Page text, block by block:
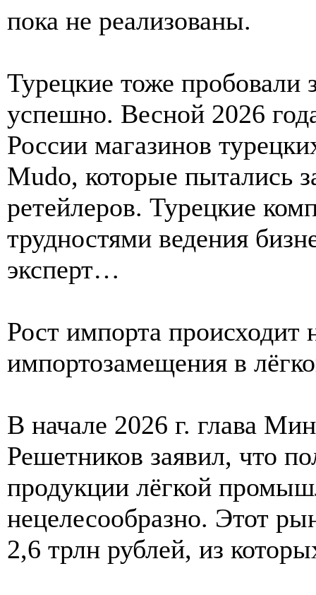
пока не реализованы.
Турецкие тоже пробовали
успешно. Весной 2026
России магазинов
Mudo, которые пытались
ретейлеров. Турецкие
трудностями ведения
эксперт…
Рост импорта происходит
импортозамещения в
В начале 2026 г. глава
Решетников заявил, что
продукции лёгкой
нецелесообразно. Этот
2,6 трлн рублей, из